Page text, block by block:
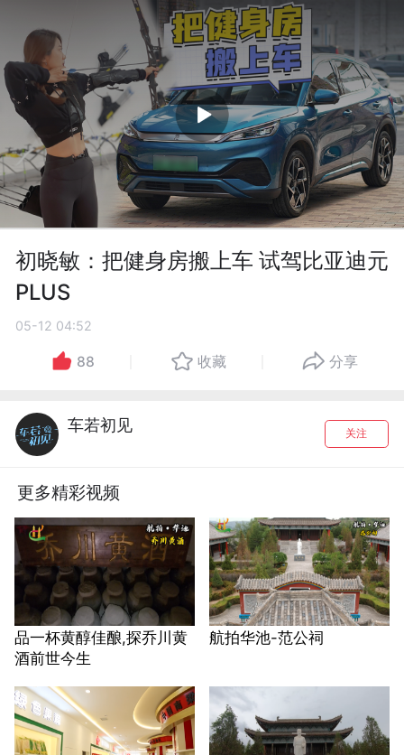
初晓敏：把健身房搬上车 试驾比亚迪元
PLUS
05-12 04:52
88 收藏 分享
车若初见 关注
更多精彩视频
品一杯黄醇佳酿,探乔川黄
酒前世今生
航拍华池-范公祠